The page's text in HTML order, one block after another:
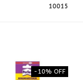
10015
-10% OFF